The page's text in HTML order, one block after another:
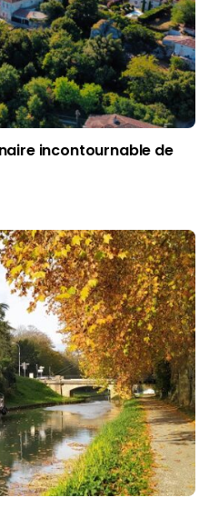
incontournable de